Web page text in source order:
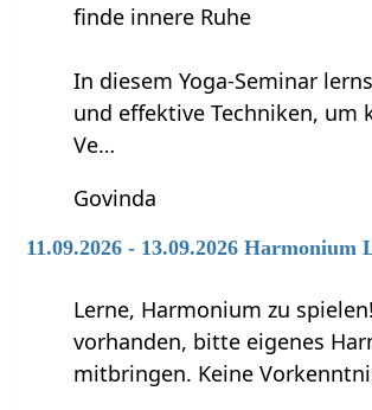
finde innere Ruhe
In diesem Yoga-Seminar
und effektive Techniken, um
Ve…
Govinda
11.09.2026 - 13.09.2026 Harmonium
Lerne, Harmonium zu
vorhanden, bitte eigenes
mitbringen. Keine